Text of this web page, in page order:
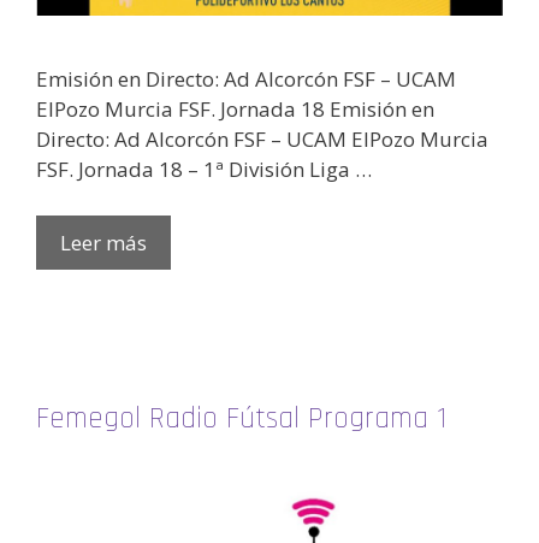
Emisión en Directo: Ad Alcorcón FSF – UCAM
ElPozo Murcia FSF. Jornada 18 Emisión en
Directo: Ad Alcorcón FSF – UCAM ElPozo Murcia
FSF. Jornada 18 – 1ª División Liga …
Leer más
Femegol Radio Fútsal Programa 1